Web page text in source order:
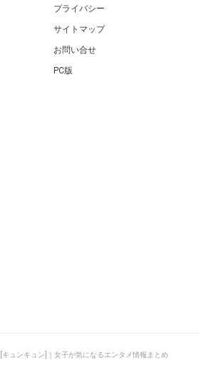
プライバシー
サイトマップ
お問い合せ
PC版
ュンキュン]｜女子が気になるエンタメ情報まとめ